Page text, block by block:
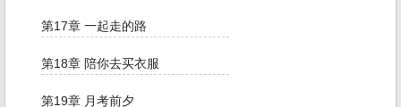
第17章 一起走的路
第18章 陪你去买衣服
第19章 月考前夕